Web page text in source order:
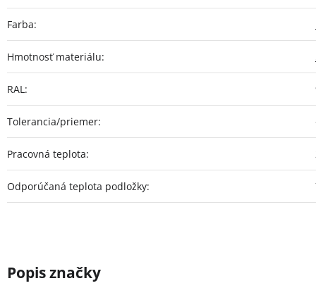
Farba:
Hmotnosť materiálu:
RAL:
Tolerancia/priemer:
Pracovná teplota:
Odporúčaná teplota podložky: